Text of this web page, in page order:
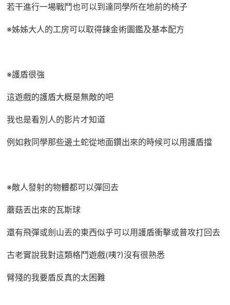
若干進行一場戰鬥也可以到達同學所在地前的椅子
※姊姊大人的工房可以取得鍊金術圖鑑及基本配方
※護盾很強
這遊戲的護盾大概是無敵的吧
我也是看別人的影片才知道
例如救同學那些邊土蛇從地面鑽出來的時候可以用護盾擋
※敵人發射的物體都可以彈回去
蘑菇丟出來的瓦斯球
還有飛彈或劍山丟的東西似乎可以用護盾衝擊或普攻打回去
古老實說我對這類格鬥遊戲(咦?)沒有很熟悉
臂殘的我要盾反真的太困難